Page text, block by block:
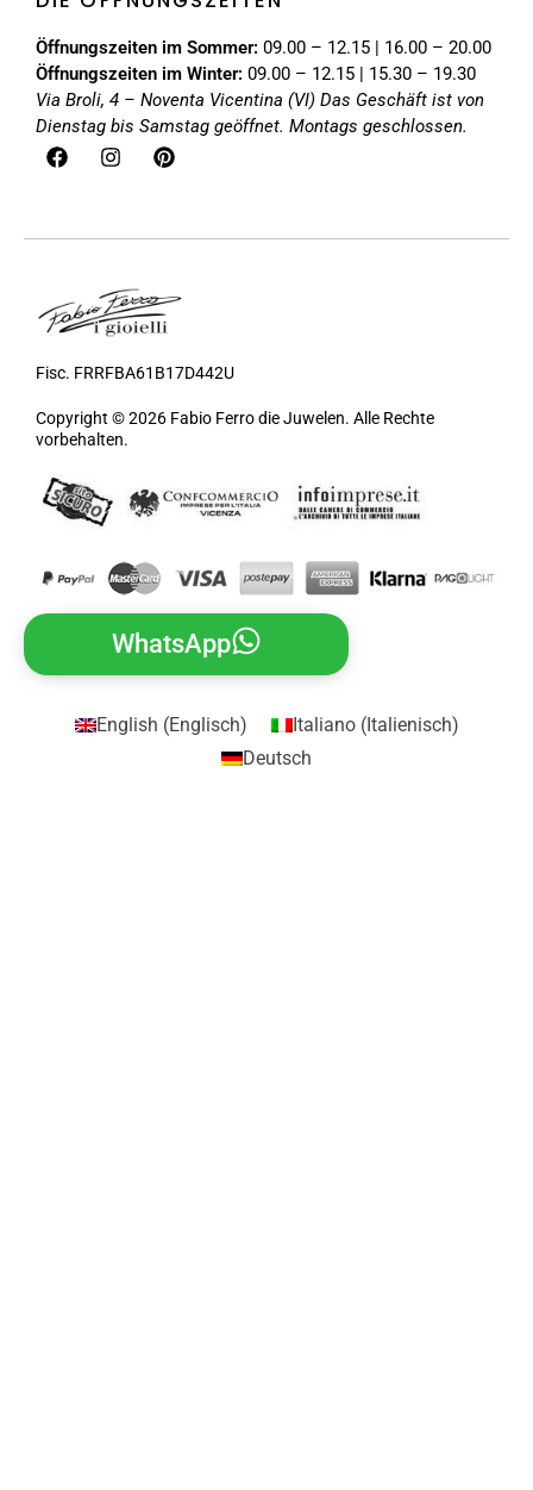
Öffnungszeiten im Sommer: 09.00 – 12.15 | 16.00 – 20.00
Öffnungszeiten im Winter: 09.00 – 12.15 | 15.30 – 19.30
Via Broli, 4 – Noventa Vicentina (VI) Das Geschäft ist von
Dienstag bis Samstag geöffnet. Montags geschlossen.
Fisc. FRRFBA61B17D442U
Copyright © 2026 Fabio Ferro die Juwelen. Alle Rechte
vorbehalten.
WhatsApp
English (Englisch) Italiano(Italienisch)
Deutsch